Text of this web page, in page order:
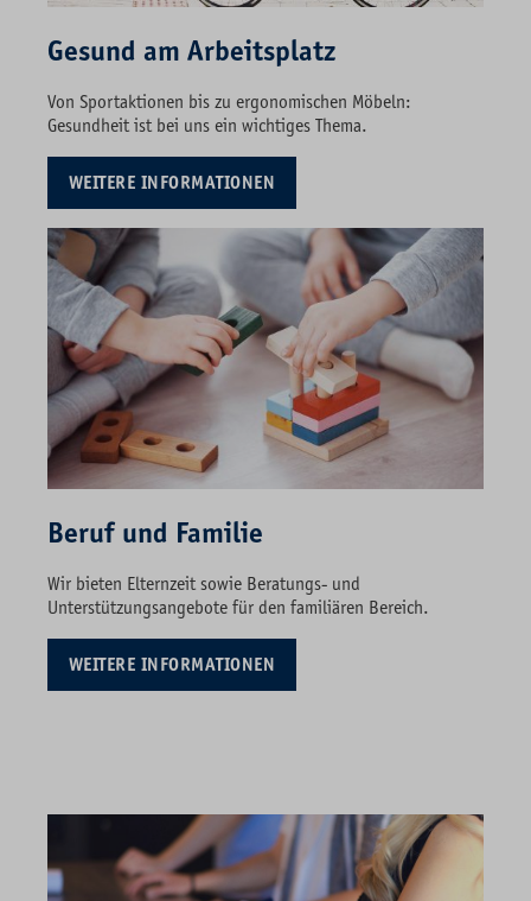
Gesund am Arbeitsplatz
Von Sportaktionen bis zu ergonomischen Möbeln:
Gesundheit ist bei uns ein wichtiges Thema.
WEITERE INFORMATIONEN
Beruf und Familie
Wir bieten Elternzeit sowie Beratungs- und
Unterstützungsangebote für den familiären Bereich.
WEITERE INFORMATIONEN